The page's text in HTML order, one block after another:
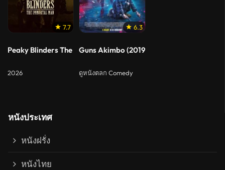
7.7
Peaky Blinders The Immortal Man (2026) พีกี้ ไบลน์เดอร์ส ชายผู้
2026
6.3
Guns Akimbo (2019) โทษที..มือพี่ไม่ว่าง
ดูหนังตลก Comedy
หนังประเทศ
หนังฝรั่ง
หนังไทย